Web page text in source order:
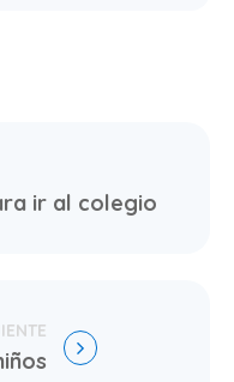
ir al colegio